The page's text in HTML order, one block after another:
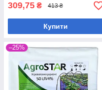
309,75 ₴ 413 ₴
Купити
–25%